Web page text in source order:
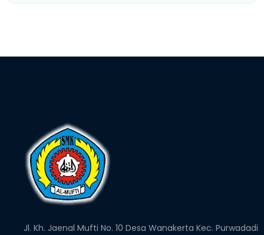
Jl. Kh. Jaenal Mufti No. 10 Desa Wanakerta Kec. Purwadadi